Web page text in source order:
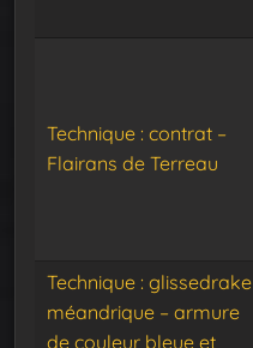
Technique : contrat –
Flairans de Terreau
Technique : glissedrake
méandrique – armure
de couleur bleue et